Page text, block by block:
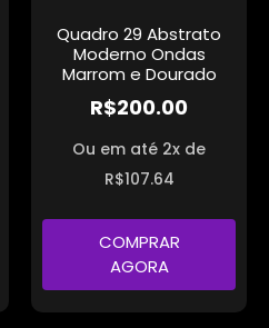
Quadro 29 Abstrato
Moderno Ondas
Marrom e Dourado
R$200.00
Ou em até 2x de
R$107.64
COMPRAR
AGORA